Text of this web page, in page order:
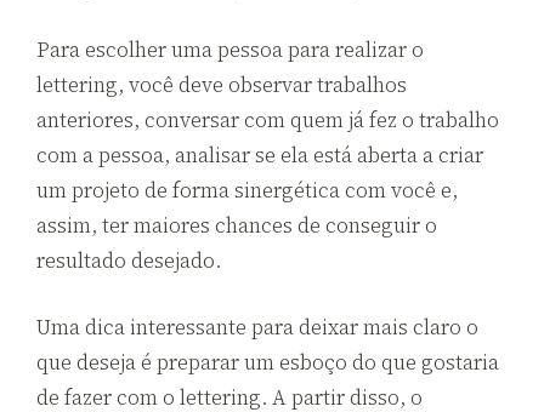
Para escolher uma pessoa para realizar o
lettering, você deve observar trabalhos
anteriores, conversar com quem já fez o trabalho
com a pessoa, analisar se ela está aberta a criar
um projeto de forma sinergética com você e,
assim, ter maiores chances de conseguir o
resultado desejado.
Uma dica interessante para deixar mais claro o
que deseja é preparar um esboço do que gostaria
de fazer com o lettering. A partir disso, o